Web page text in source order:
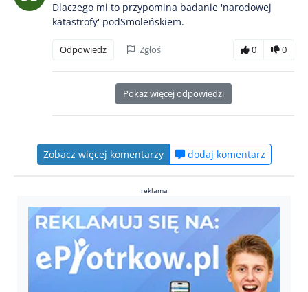
Dlaczego mi to przypomina badanie 'narodowej
katastrofy' podSmoleńskiem.
Odpowiedz Zgłoś 0 0
Pokaż więcej odpowiedzi
Zobacz więcej komentarzy dodaj komentarz
reklama